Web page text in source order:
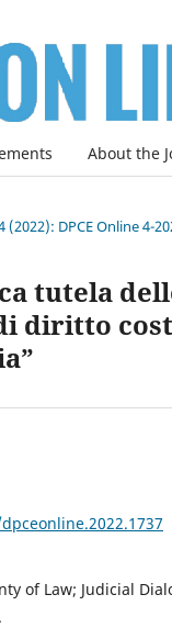
About the
(2022): DPCE Online 4-
tutela
diritto
of Law; Judicial